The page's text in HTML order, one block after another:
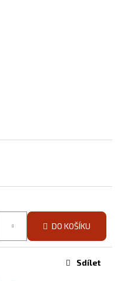
DO KOŠÍKU
Sdílet